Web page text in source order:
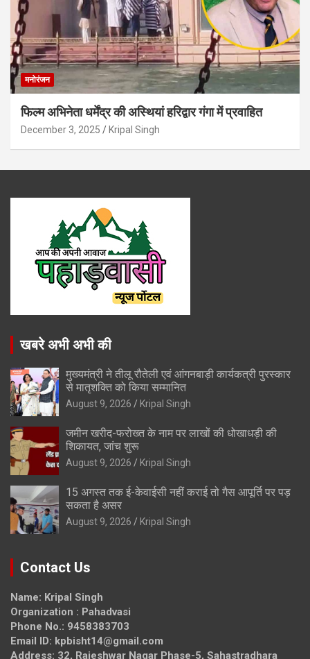
मनोरंजन
फिल्म अभिनेता धर्मेंद्र की अस्थियां हरिद्वार गंगा में प्रवाहित
December 3, 2025 Kripal Singh
खबरे अभी अभी की
मुख्यमंत्री ने तीलू रौतेली एवं आंगनबाड़ी कार्यकत्री पुरस्कार
से मातृशक्ति को किया सम्मानित
August 9, 2026 Kripal Singh
जमीन खरीद-फरोख्त के नाम पर लाखों की धोखाधड़ी की
शिकायत, जांच शुरू
August 9, 2026 Kripal Singh
15 अगस्त तक ई-केवाईसी नहीं कराई तो गैस आपूर्ति पर पड़
सकता है असर
August 9, 2026 Kripal Singh
Contact Us
Name: Kripal Singh
Organization : Pahadvasi
Phone No.: 9458383703
Email ID: kpbisht14@gmail.com
Address: 32, Rajeshwar Nagar Phase-5, Sahastradhara